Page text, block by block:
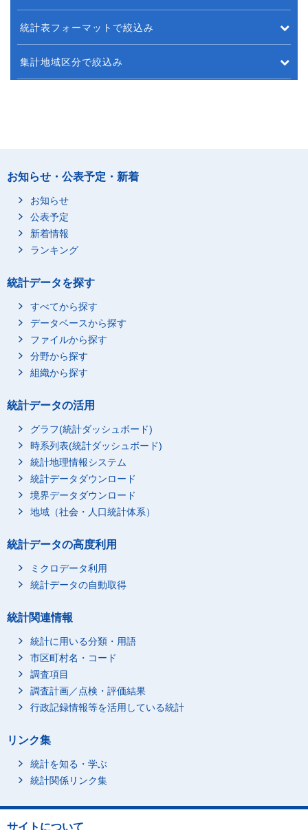
統計表フォーマットで絞込み
集計地域区分で絞込み
お知らせ・公表予定・新着
お知らせ
公表予定
新着情報
ランキング
統計データを探す
すべてから探す
データベースから探す
ファイルから探す
分野から探す
組織から探す
統計データの活用
グラフ(統計ダッシュボード)
時系列表(統計ダッシュボード)
統計地理情報システム
統計データダウンロード
境界データダウンロード
地域（社会・人口統計体系）
統計データの高度利用
ミクロデータ利用
統計データの自動取得
統計関連情報
統計に用いる分類・用語
市区町村名・コード
調査項目
調査計画／点検・評価結果
行政記録情報等を活用している統計
リンク集
統計を知る・学ぶ
統計関係リンク集
サイトについて